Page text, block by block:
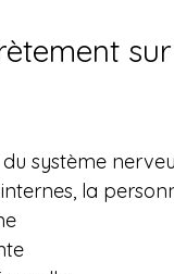
système
la